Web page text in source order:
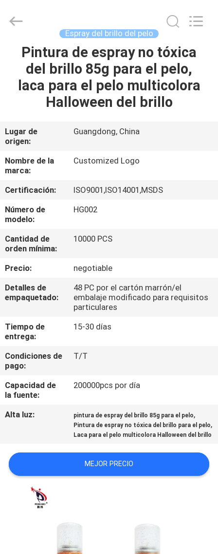
INICIO
PRODUCTOS
SOBRE
NOSOTROS
VISITA
A
LA
FÁBRICA
CONTROL
DE
CALIDAD
CONTACTO
NOTICIAS
TODOS
LOS
MAPA
DEL
SITIO
POLÍTICA
Fine
Espray del brillo del pelo
Pintura de espray no tóxica
del brillo 85g para el pelo,
laca para el pelo multicolora
Halloween del brillo
Lugar de
origen:
Guangdong, China
Nombre de la
marca:
Customized Logo
Certificación:
ISO9001,ISO14001,MSDS
Número de
modelo:
HG002
Cantidad de
orden mínima:
10000 PCS
Precio:
negotiable
Detalles de
empaquetado:
48 PC por el cartón marrón/el
embalaje modificado para requisitos
particulares
Tiempo de
entrega:
15-30 días
Condiciones de
pago:
T/T
Capacidad de
la fuente:
200000pcs por día
Alta luz: pintura de espray del brillo 85g para el pelo,
Pintura de espray no tóxica del brillo para el pelo,
Laca para el pelo multicolora Halloween del brillo
MEJOR PRECIO